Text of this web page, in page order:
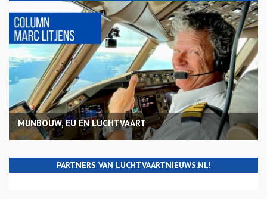
MIJNBOUW, EU EN LUCHTVAART
PARTNERS VAN LUCHTVAARTNIEUWS.NL!